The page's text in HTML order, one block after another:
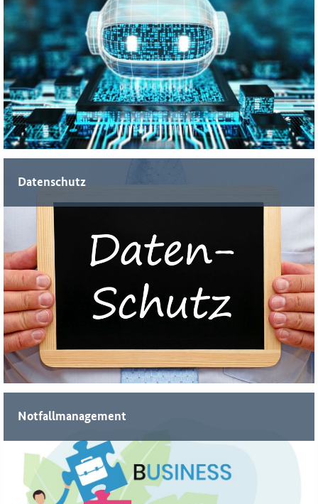
Datenschutz
Wissenswertes rund um das Thema Datenschutz und
Senisbilisierung
Notfallmanagement
Wir unterstützen Sie kompetent bei der Einführung eines
Notfallmanagements